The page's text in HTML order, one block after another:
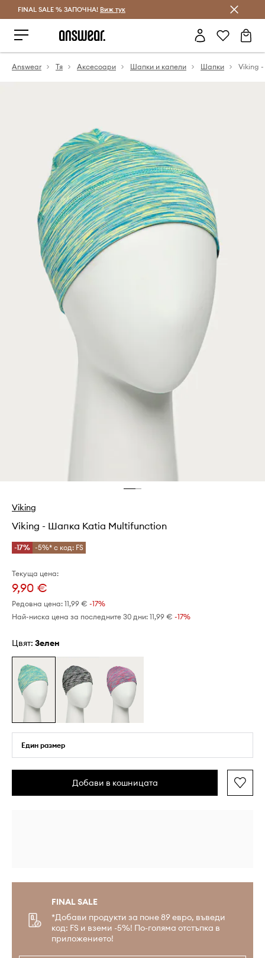
Спестявай с Answear Club
FINAL SALE % ЗАПОЧНА! Виж тук
Answear Тя Аксесоари Шапки и капели Шапки
Viking
Viking - Шапка Katia Multifunction
-17% -5%* с код: FS
Текуща цена:
9,90 €
Редовна цена: 11,99 € -17%
Най-ниска цена за последните 30 дни: 11,99 € -17%
Цвят: зелен
Един размер
Добави в кошницата
FINAL SALE
*Добави продукти за поне 89 евро, въведи
код: FS и вземи -5%! По-голяма отстъпка в
приложението!